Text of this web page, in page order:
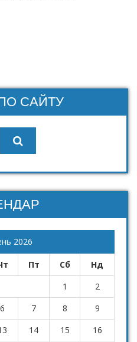
САЙТУ
2026
Пт Сб
Нд
1
2
6 7 8
9
14 15
16